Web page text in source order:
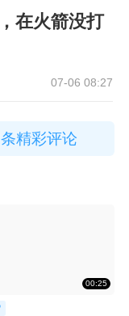
在火箭没打
07-06 08:27
精彩评论
00:25